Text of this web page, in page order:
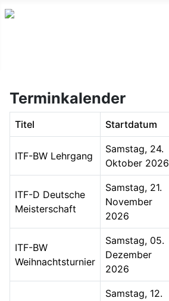
Terminkalender
Titel Startdatum
ITF-BW Lehrgang
Samstag, 24.
Oktober 2026
ITF-D Deutsche
Meisterschaft
Samstag, 21.
November
2026
ITF-BW
Weihnachtsturnier
Samstag, 05.
Dezember
2026
Samstag, 12.